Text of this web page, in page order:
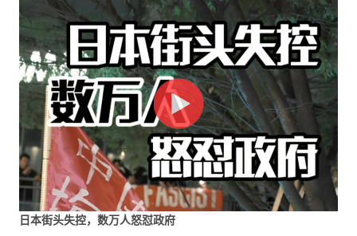
日本街头失控，数万人怒怼政府